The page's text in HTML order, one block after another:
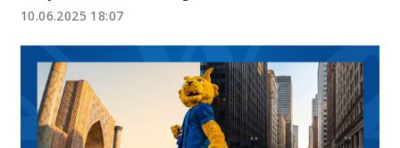
10.06.2025 18:07